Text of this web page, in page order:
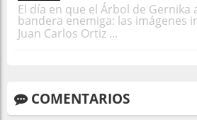
El día en que el Árbol de Gernika
bandera enemiga: las imágenes
Juan Carlos Ortiz ...
COMENTARIOS